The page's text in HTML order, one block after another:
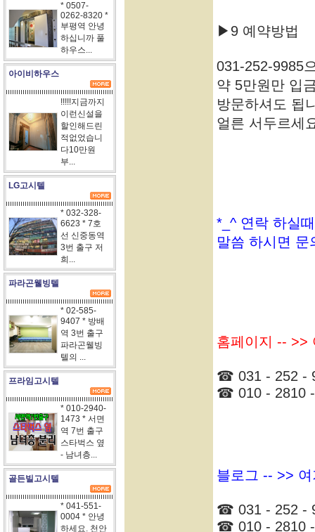
* 0507-
0262-8320 *
부평역 안녕
하십니까 풀
하우스...
아이비하우스
!!!!!지금까지
이런신설을
할인해드린
적없었습니
다10만원
부...
LG고시텔
* 032-328-
6623 * 7호
선 신중동역
3번 출구 저
희...
파라곤웰빙텔
* 02-585-
9407 * 방배
역 3번 출구
파라곤웰빙
텔의 ...
프라임고시텔
* 010-2940-
1473 * 서면
역 7번 출구
스타벅스 옆
- 남녀층...
골든빌고시텔
* 041-551-
0004 * 안녕
하세요. 천안
▶9 예약방법
031-252-9985
약 5만원만 입
방문하셔도 됩
얼른 서두르세
*_^ 연락 하실
말씀 하시면 문
홈페이지 -- >>
☎ 031 - 252 -
☎ 010 - 2810
블로그 -- >>
☎ 031 - 252 -
☎ 010 - 2810